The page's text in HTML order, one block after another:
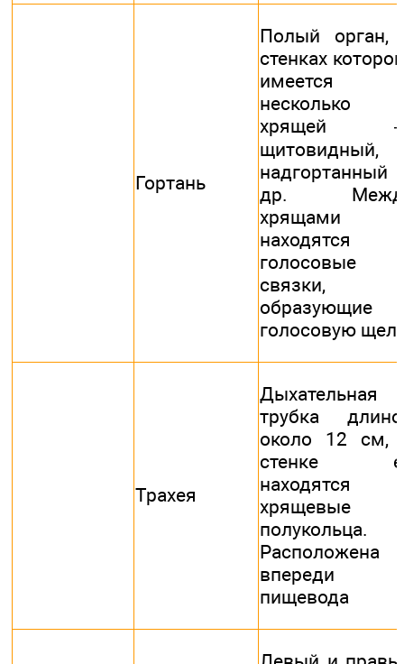
Гортань
Полый орган,
стенках
имеется
несколько
хрящей
щитовидный,
надгортанный
др.
хрящами
находятся
голосовые
связки,
образующие
голосовую
Трахея
Дыхательная
трубка
около 12 см,
стенке
находятся
хрящевые
полукольца.
Расположена
впереди
пищевода